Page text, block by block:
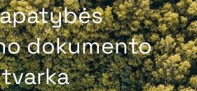
dokumento